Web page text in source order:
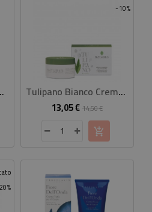
Tonificante
-10%
Tulipano Bianco Crema Corpo Illuminante 100 Ml
13,05 €Prezzo
base
14,50 €Prezzo